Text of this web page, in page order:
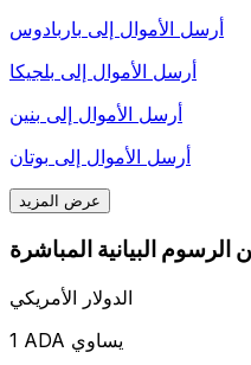
أرسل الأموال إلى باربادوس
أرسل الأموال إلى بلجيكا
أرسل الأموال إلى بنين
أرسل الأموال إلى بوتان
عرض المزيد
الدولار الأمريكي
1 ADA يساوي